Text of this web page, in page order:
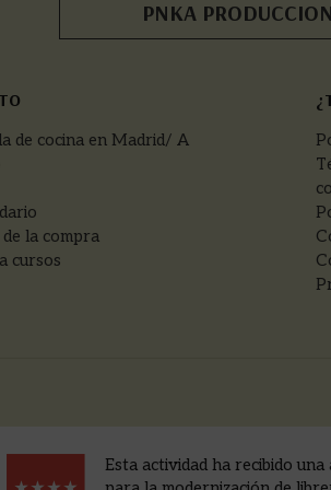
PNKA
de cocina en Madrid/ A
la compra
cursos
Esta actividad ha recibido una